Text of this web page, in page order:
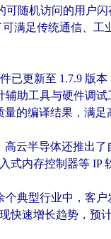
可随机访问的用户
满足传统通信、
更新至 1.7.9 版本
助工具与硬件调
的编译结果，满足
云半导体还推出
式内存控制器等 IP
典型行业中，客
快速增长趋势，预